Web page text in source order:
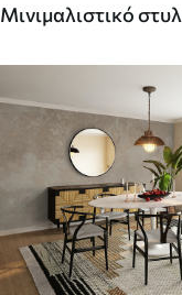
Μινιμαλιστικό στυλ